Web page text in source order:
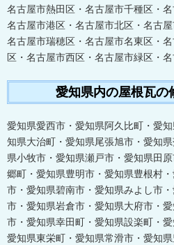
名古屋市熱田区・名古屋市千種区・
名古屋市港区・名古屋市北区・名古
名古屋市瑞穂区・名古屋市名東区・
区・名古屋市西区・名古屋市緑区・
愛知県内の屋根瓦の
愛知県愛西市・愛知県阿久比町・愛
知県大治町・愛知県尾張旭市・愛知
県小牧市・愛知県瀬戸市・愛知県田
郷町・愛知県豊明市・愛知県豊根村
市・愛知県碧南市・愛知県みよし市
市・愛知県岩倉市・愛知県大府市・
市・愛知県幸田町・愛知県設楽町・
愛知県東栄町・愛知県常滑市・愛知